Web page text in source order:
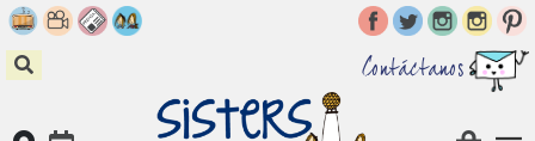
Skip
to
content
Contáctanos